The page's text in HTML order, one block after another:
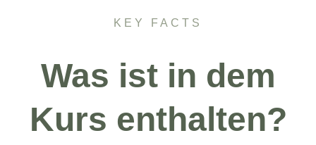
KEY FACTS
Was ist in dem
Kurs enthalten?